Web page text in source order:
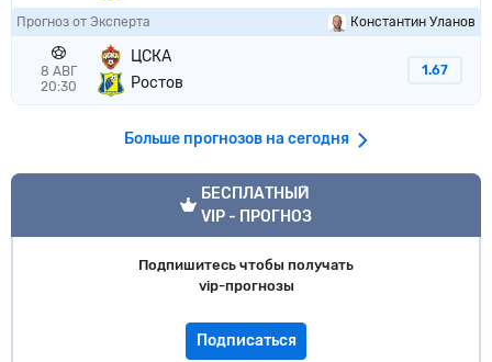
Прогноз от Эксперта Константин Уланов
8 АВГ
20:30
ЦСКА
Ростов
1.67
Больше прогнозов на сегодня
VIP прогноз
БЕСПЛАТНЫЙ
VIP - ПРОГНОЗ
Подпишитесь чтобы получать
vip-прогнозы
Подписаться